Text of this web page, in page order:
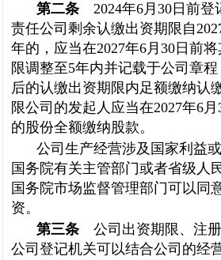
第二条 2024年6月30日前登
责任公司剩余认缴出资期限自
年的，应当在2027年6月30日前
限调整至5年内并记载于公司章
后的认缴出资期限内足额缴纳认
限公司的发起人应当在2027年6
的股份全额缴纳股款。
公司生产经营涉及国家利益
国务院有关主管部门或者省级人
国务院市场监督管理部门可以同
资。
第三条 公司出资期限、注
公司登记机关可以结合公司的经